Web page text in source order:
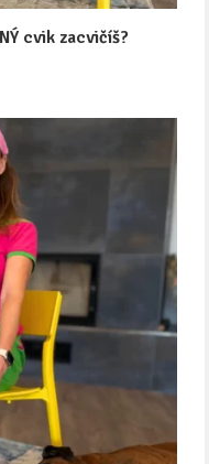
cvik zacvičíš?